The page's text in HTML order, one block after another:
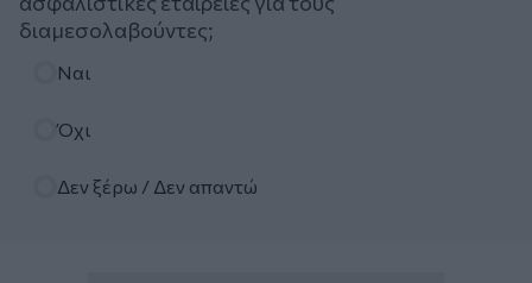
διαμεσολαβούντες;
Ναι
Όχι
Δεν ξέρω / Δεν απαντώ